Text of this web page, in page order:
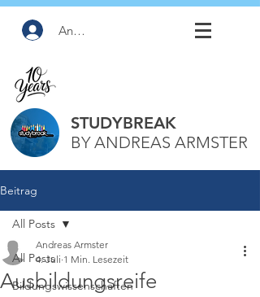
Anmelden
STUDYBREAK
BY ANDREAS ARMSTER
Beitrag
All Posts
Bildungswissenschaften
All Posts
Ausbildungsreife
Andreas Armster
4. Juli 1 Min. Lesezeit